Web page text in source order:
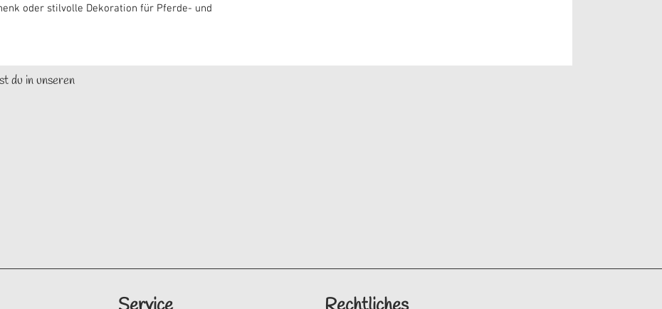
oder stilvolle Dekoration für Pferde- und
du in unseren